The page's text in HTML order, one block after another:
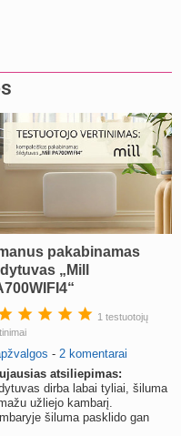
pakabinamas
„Mill
1 testuotojų
- 2 komentarai
atsiliepimas:
dirba labai tyliai, šiluma
užliejo kambarį.
šiluma pasklido gan